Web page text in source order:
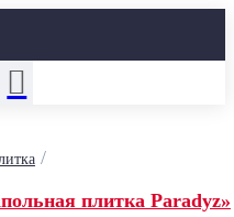
/
плитка Paradyz»